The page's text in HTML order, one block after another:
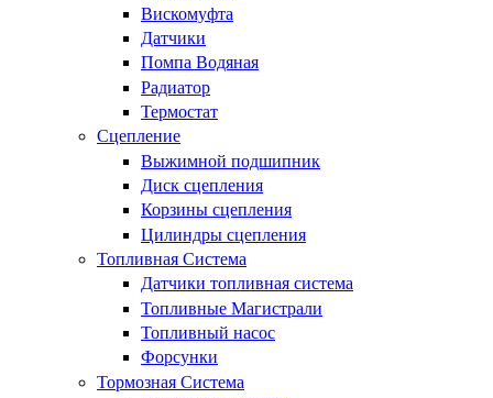
Вискомуфта
Датчики
Помпа Водяная
Радиатор
Термостат
Сцепление
Выжимной подшипник
Диск сцепления
Корзины сцепления
Цилиндры сцепления
Топливная Система
Датчики топливная система
Топливные Магистрали
Топливный насос
Форсунки
Тормозная Система